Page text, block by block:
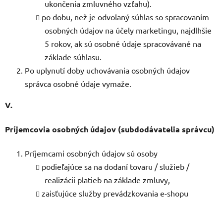
ukončenia zmluvného vzťahu).
po dobu, než je odvolaný súhlas so spracovaním
osobných údajov na účely marketingu, najdlhšie
5 rokov, ak sú osobné údaje spracovávané na
základe súhlasu.
Po uplynutí doby uchovávania osobných údajov
správca osobné údaje vymaže.
V.
Príjemcovia osobných údajov (subdodávatelia správcu)
Príjemcami osobných údajov sú osoby
podieľajúce sa na dodaní tovaru / služieb /
realizácii platieb na základe zmluvy,
zaisťujúce služby prevádzkovania e-shopu